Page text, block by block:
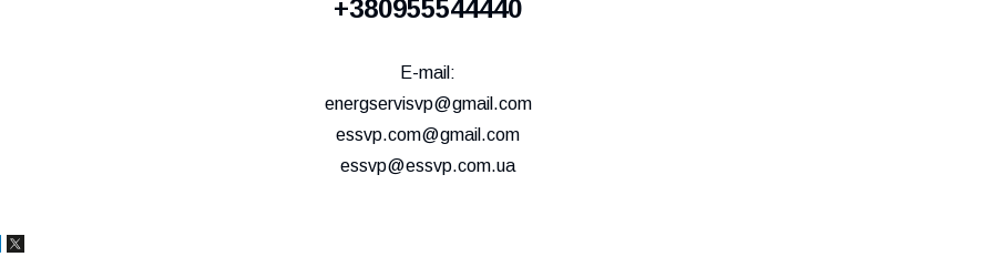
+380955544440
E-mail:
energservisvp@gmail.com
essvp.com@gmail.com
essvp@essvp.com.ua